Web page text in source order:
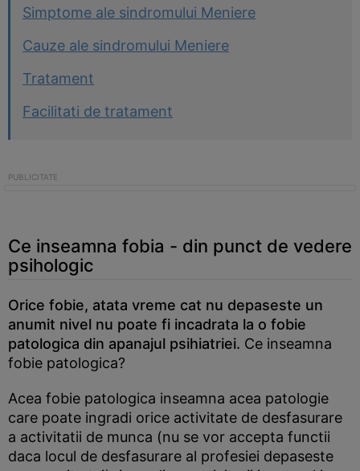
Simptome ale sindromului Meniere
Cauze ale sindromului Meniere
Tratament
Facilitati de tratament
Ce inseamna fobia - din punct de vedere
psihologic
Orice fobie, atata vreme cat nu depaseste un
anumit nivel nu poate fi incadrata la o fobie
patologica din apanajul psihiatriei. Ce inseamna
fobie patologica?
Acea fobie patologica inseamna acea patologie
care poate ingradi orice activitate de desfasurare
a activitatii de munca (nu se vor accepta functii
daca locul de desfasurare al profesiei depaseste